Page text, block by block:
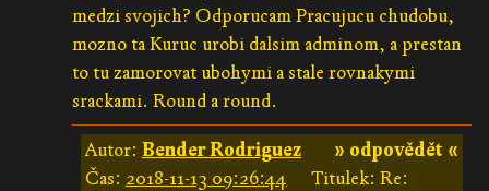
medzi svojich? Odporucam Pracujucu chudobu,
mozno ta Kuruc urobi dalsim adminom, a prestan
to tu zamorovat ubohymi a stale rovnakymi
srackami. Round a round.
» odpovědět «
Autor: Bender Rodriguez
Čas: 2018-11-13 09:26:44
Titulek: Re: